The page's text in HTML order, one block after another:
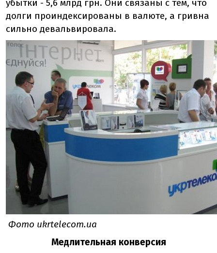
убытки - 5,6 млрд грн. Они связаны с тем, что
долги проиндексированы в валюте, а гривна
сильно девальвировала.
Фото ukrtelecom.ua
Медлительная конверсия